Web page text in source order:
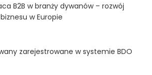
B2B w branży dywanów – rozwój
w Europie
zarejestrowane w systemie BDO